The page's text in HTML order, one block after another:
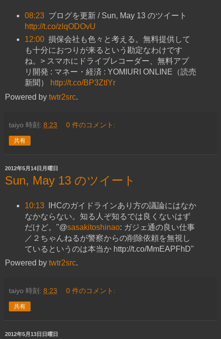
08:23 ブログを更新 / Sun, May 13 のツイート
http://t.co/zlqODOvU
12:00 損保会社も色々と考える。無料提供して
も十分におつりが来るという勘定なわけです
ね。> スマホにドライブレコーダー、無料アプ
リ開発 : マネー・経済 : YOMIURI ONLINE（読売
新聞）
http://t.co/BP3ZtIYr
Powered by twtr2src.
taiyo 時刻: 8:23 0 件のコメント:
共有
2012年5月14日月曜日
Sun, May 13 のツイート
10:13
IHCのガイドラインあり方の議論にはなか
なかならない。知る人ぞ知るでは良くないはず
だけど。"@sasakitoshinao: ガジェ通の良い仕事
／２ちゃんねるが警察からの削除依頼を無視し
ているというのは本当か http://t.co/MmEAPFhD"
Powered by twtr2src.
taiyo 時刻: 8:23 0 件のコメント:
共有
2012年5月13日日曜日